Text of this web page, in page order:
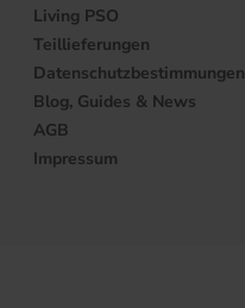
Living PSO
Teillieferungen
Datenschutzbestimmungen
Blog, Guides & News
AGB
Impressum